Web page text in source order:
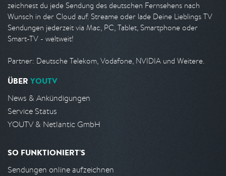
zeichnest du jede Sendung des deutschen Fernsehens nach
Wunsch in der Cloud auf. Streame oder lade Deine Lieblings TV
Sendungen jederzeit via Mac, PC, Tablet, Smartphone oder
Smart-TV - weltweit!
Partner: Deutsche Telekom, Vodafone, NVIDIA und Weitere.
ÜBER YOUTV
News & Ankündigungen
Service Status
YOUTV & Netlantic GmbH
SO FUNKTIONIERT'S
Sendungen online aufzeichnen